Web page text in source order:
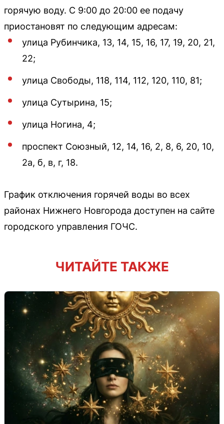
горячую воду. С 9:00 до 20:00 ее подачу
приостановят по следующим адресам:
улица Рубинчика, 13, 14, 15, 16, 17, 19, 20, 21,
22;
улица Свободы, 118, 114, 112, 120, 110, 81;
улица Сутырина, 15;
улица Ногина, 4;
проспект Союзный, 12, 14, 16, 2, 8, 6, 20, 10,
2а, б, в, г, 18.
График отключения горячей воды во всех
районах Нижнего Новгорода доступен на сайте
городского управления ГОЧС.
ЧИТАЙТЕ ТАКЖЕ